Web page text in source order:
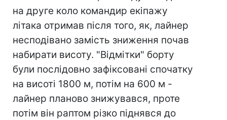
на друге коло командир екіпажу
літака отримав після того, як, лайнер
несподівано замість зниження почав
набирати висоту. "Відмітки" борту
були послідовно зафіксовані спочатку
на висоті 1800 м, потім на 600 м -
лайнер планово знижувався, проте
потім він раптом різко піднявся до